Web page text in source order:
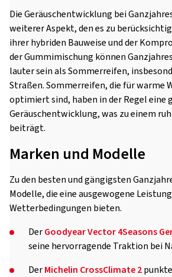
Die Geräuschentwicklung bei
weiterer Aspekt, den es zu
ihrer hybriden Bauweise und der
der Gummimischung können
lauter sein als Sommerreifen,
Straßen. Sommerreifen, die für warme
optimiert sind, haben in der Regel eine
Geräuschentwicklung, was zu einem
beiträgt.
Marken und Modelle
Zu den besten und gängigsten
Modelle, die eine ausgewogene
Wetterbedingungen bieten.
DerGoodyear Vector 4Seasons
seine hervorragende Traktion bei
DerMichelin CrossClimate 2